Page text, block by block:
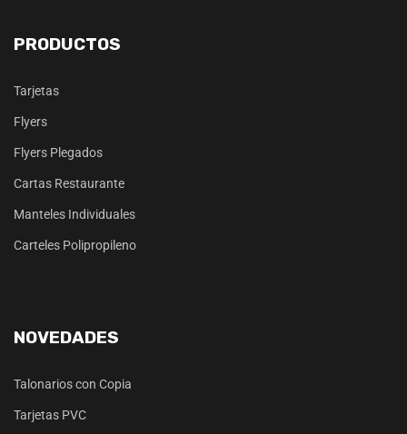
PRODUCTOS
Tarjetas
Flyers
Flyers Plegados
Cartas Restaurante
Manteles Individuales
Carteles Polipropileno
NOVEDADES
Talonarios con Copia
Tarjetas PVC